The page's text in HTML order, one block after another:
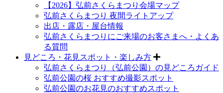
【2026】弘前さくらまつり会場マップ
弘前さくらまつり 夜間ライトアップ
出店・露店・屋台情報
弘前さくらまつりにご来場のお客さまへ・よくあ
る質問
見どころ・花見スポット・楽しみ方
弘前さくらまつり（弘前公園）の見どころガイド
弘前公園の桜 おすすめ撮影スポット
弘前公園のお花見のおすすめスポット